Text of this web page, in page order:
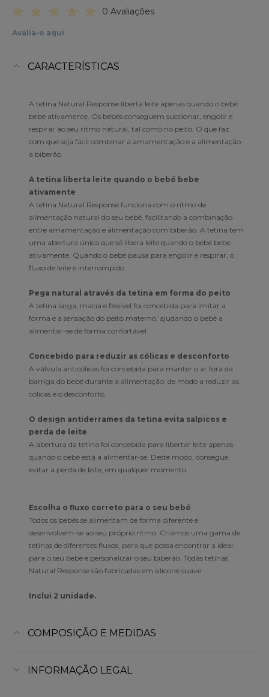
0 Avaliações
Avalia-o aqui
CARACTERÍSTICAS
A tetina Natural Response liberta leite apenas quando o bebé
bebe ativamente. Os bebés conseguem succionar, engolir e
respirar ao seu ritmo natural, tal como no peito. O que faz
com que seja fácil combinar a amamentação e a alimentação
a biberão.
A tetina liberta leite quando o bebé bebe
ativamente
A tetina Natural Response funciona com o ritmo de
alimentação natural do seu bebé, facilitando a combinação
entre amamentação e alimentação com biberão. A tetina tem
uma abertura única que só libera leite quando o bebé bebe
ativamente. Quando o bebé pausa para engolir e respirar, o
fluxo de leite é interrompido.
Pega natural através da tetina em forma do peito
A tetina larga, macia e flexível foi concebida para imitar a
forma e a sensação do peito materno, ajudando o bebé a
alimentar-se de forma confortável.
Concebido para reduzir as cólicas e desconforto
A válvula anticólicas foi concebida para manter o ar fora da
barriga do bebé durante a alimentação, de modo a reduzir as
cólicas e o desconforto.
O design antiderrames da tetina evita salpicos e
perda de leite
A abertura da tetina foi concebida para libertar leite apenas
quando o bebé está a alimentar-se. Deste modo, consegue
evitar a perda de leite, em qualquer momento.
Escolha o fluxo correto para o seu bebé
Todos os bebés se alimentam de forma diferente e
desenvolvem-se ao seu próprio ritmo. Criámos uma gama de
tetinas de diferentes fluxos, para que possa encontrar a ideal
para o seu bebé e personalizar o seu biberão. Todas tetinas
Natural Response são fabricadas em silicone suave.
Inclui 2 unidade.
COMPOSIÇÃO E MEDIDAS
INFORMAÇÃO LEGAL